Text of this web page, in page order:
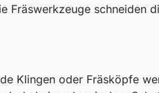
Fräswerkzeuge schneiden
Klingen oder Fräsköpfe